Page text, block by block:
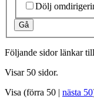
Dölj
Gå
Följande sidor länkar till
Visar 50 sidor.
Visa (förra 50 | nästa 50